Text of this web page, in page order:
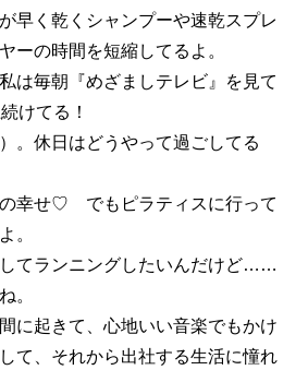
早く乾くシャンプーや速乾スプレ
ーの時間を短縮してるよ。
は毎朝『めざましテレビ』を見て
けてる！
。休日はどうやって過ごしてる
の幸せ♡ でもピラティスに行って
。
てランニングしたいんだけど……
。
に起きて、心地いい音楽でもかけ
て、それから出社する生活に憧れ